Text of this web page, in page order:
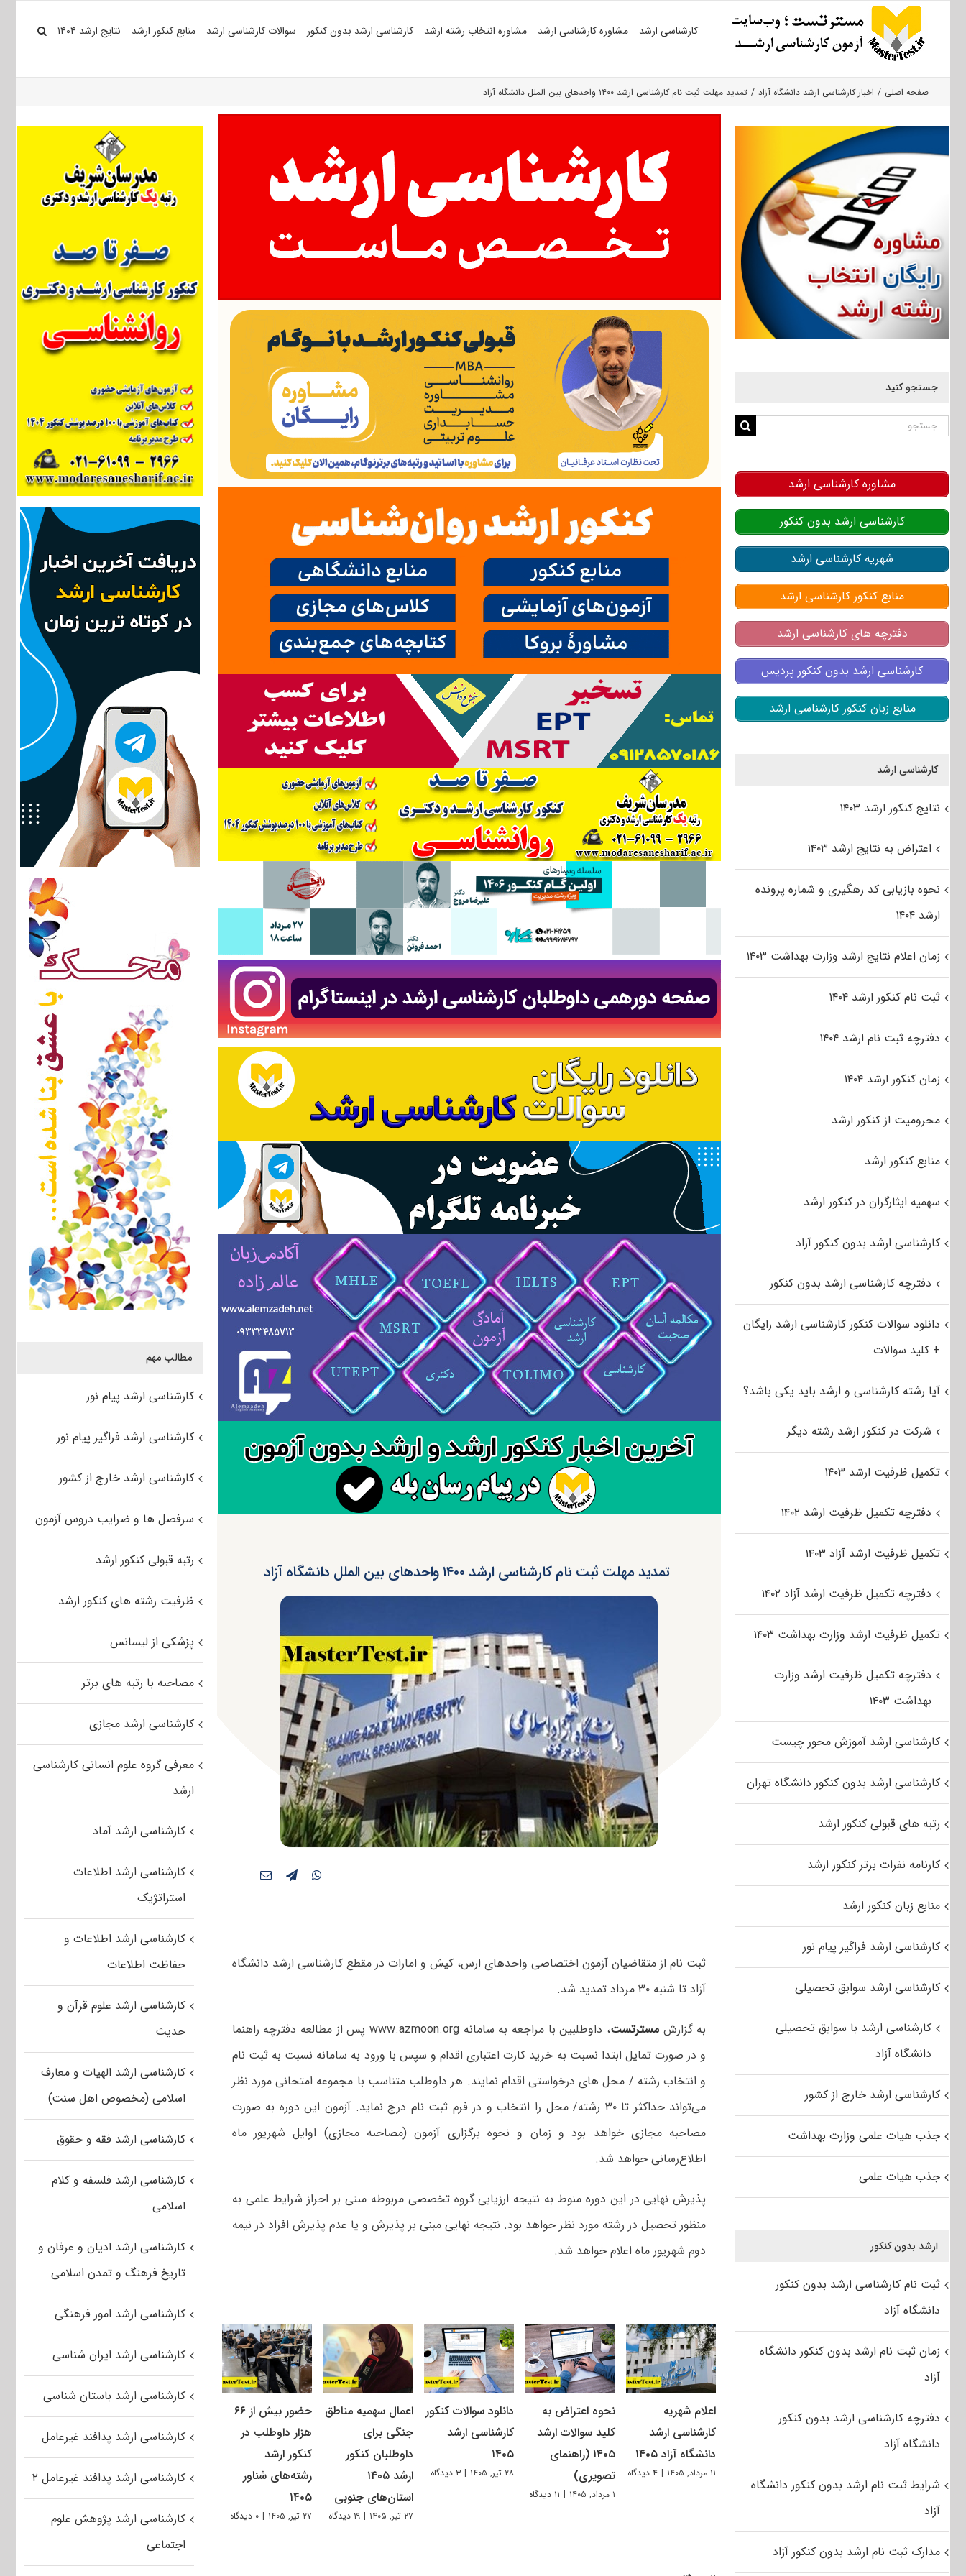
کارشناسی ارشد مشاوره کارشناسی ارشد مشاوره انتخاب رشته ارشد کارشناسی ارشد بدون کنکور سوالات کارشناسی ارشد منابع کنکور ارشد نتایج ارشد ۱۴۰۴
صفحه اصلی اخبار کارشناسی ارشد دانشگاه آزاد تمدید مهلت ثبت نام کارشناسی ارشد ۱۴۰۰ واحدهای بین الملل دانشگاه آزاد
تمدید مهلت ثبت نام کارشناسی ارشد ۱۴۰۰ واحدهای بین الملل دانشگاه آزاد
ثبت نام از متقاضیان آزمون اختصاصی واحدهای ارس، کیش و امارات در مقطع کارشناسی ارشد دانشگاه
آزاد تا شنبه ۳۰ مرداد تمدید شد.
به گزارشمسترتست
، داوطلبین با مراجعه به سامانه www.azmoon.org پس از مطالعه دفترچه راهنما
و در صورت تمایل ابتدا نسبت به خرید کارت اعتباری اقدام و سپس با ورود به سامانه نسبت به ثبت نام
و انتخاب رشته / محل های درخواستی اقدام نمایند. هر داوطلب متناسب با مجموعه امتحانی مورد نظر
می‌تواند حداکثر تا ۳۰ رشته/ محل را انتخاب و در فرم ثبت‌ نام درج نماید. آزمون این دوره به صورت
مصاحبه مجازی خواهد بود و زمان و نحوه برگزاری آزمون (مصاحبه مجازی) اوایل شهریور ماه
اطلاع‌رسانی خواهد شد.
پذیرش نهایی در این دوره منوط به نتیجه ارزیابی گروه تخصصی مربوطه مبنی بر احراز شرایط علمی به
منظور تحصیل در رشته مورد نظر خواهد بود. نتیجه نهایی مبنی بر پذیرش و یا عدم پذیرش افراد در نیمه
دوم شهریور ماه اعلام خواهد شد.
اعلام شهریه
کارشناسی ارشد
دانشگاه آزاد ۱۴۰۵
۱۱ مرداد, ۱۴۰۵ | ۴ دیدگاه
نحوه اعتراض به
کلید سوالات ارشد
۱۴۰۵ (راهنمای
تصویری)
۱ مرداد, ۱۴۰۵ | ۱۱ دیدگاه
دانلود سوالات کنکور
کارشناسی ارشد
۱۴۰۵
۲۸ تیر, ۱۴۰۵ | ۳ دیدگاه
اعمال سهمیه مناطق
جنگی برای
داوطلبان کنکور
ارشد ۱۴۰۵
استان‌های جنوبی
۲۷ تیر, ۱۴۰۵ | ۱۹ دیدگاه
حضور بیش از ۶۶
هزار داوطلب در
کنکور ارشد
رشته‌های شناور
۱۴۰۵
۲۷ تیر, ۱۴۰۵ | ۰ دیدگاه
مطالب مهم
کارشناسی ارشد پیام نور
کارشناسی ارشد فراگیر پیام نور
کارشناسی ارشد خارج از کشور
سرفصل ها و ضرایب دروس آزمون
رتبه قبولی کنکور ارشد
ظرفیت رشته های کنکور ارشد
پزشکی از لیسانس
مصاحبه با رتبه های برتر
کارشناسی ارشد مجازی
معرفی گروه علوم انسانی کارشناسی
ارشد
کارشناسی ارشد آماد
کارشناسی ارشد اطلاعات
استراتژیک
کارشناسی ارشد اطلاعات و
حفاظت اطلاعات
کارشناسی ارشد علوم قرآن و
حدیث
کارشناسی ارشد الهیات و معارف
اسلامی (مخصوص اهل سنت)
کارشناسی ارشد فقه و حقوق
کارشناسی ارشد فلسفه و کلام
اسلامی
کارشناسی ارشد ادیان و عرفان و
تاریخ فرهنگ و تمدن اسلامی
کارشناسی ارشد امور فرهنگی
کارشناسی ارشد ایران شناسی
کارشناسی ارشد باستان شناسی
کارشناسی ارشد پدافند غیرعامل
کارشناسی ارشد پدافند غیرعامل ۲
کارشناسی ارشد پژوهش علوم
اجتماعی
جستجو کنید
جستجو
مشاوره کارشناسی ارشد
کارشناسی ارشد بدون کنکور
شهریه کارشناسی ارشد
منابع کنکور کارشناسی ارشد
دفترچه های کارشناسی ارشد
کارشناسی ارشد بدون کنکور پردیس
منابع زبان کنکور کارشناسی ارشد
کارشناسی ارشد
نتایج کنکور ارشد ۱۴۰۳
اعتراض به نتایج ارشد ۱۴۰۳
نحوه بازیابی کد رهگیری و شماره پرونده
ارشد ۱۴۰۴
زمان اعلام نتایج ارشد وزارت بهداشت ۱۴۰۳
ثبت نام کنکور ارشد ۱۴۰۴
دفترچه ثبت نام ارشد ۱۴۰۴
زمان کنکور ارشد ۱۴۰۴
محرومیت از کنکور ارشد
منابع کنکور ارشد
سهمیه ایثارگران در کنکور ارشد
کارشناسی ارشد بدون کنکور آزاد
دفترچه کارشناسی ارشد بدون کنکور
دانلود سوالات کنکور کارشناسی ارشد رایگان
+ کلید سوالات
آیا رشته کارشناسی و ارشد باید یکی باشد؟
شرکت در کنکور ارشد رشته دیگر
تکمیل ظرفیت ارشد ۱۴۰۳
دفترچه تکمیل ظرفیت ارشد ۱۴۰۲
تکمیل ظرفیت ارشد آزاد ۱۴۰۳
دفترچه تکمیل ظرفیت ارشد آزاد ۱۴۰۲
تکمیل ظرفیت ارشد وزارت بهداشت ۱۴۰۳
دفترچه تکمیل ظرفیت ارشد وزارت
بهداشت ۱۴۰۳
کارشناسی ارشد آموزش محور چیست
کارشناسی ارشد بدون کنکور دانشگاه تهران
رتبه های قبولی کنکور ارشد
کارنامه نفرات برتر کنکور ارشد
منابع زبان کنکور ارشد
کارشناسی ارشد فراگیر پیام نور
کارشناسی ارشد سوابق تحصیلی
کارشناسی ارشد با سوابق تحصیلی
دانشگاه آزاد
کارشناسی ارشد خارج از کشور
جذب هیات علمی وزارت بهداشت
جذب هیات علمی
ارشد بدون کنکور
ثبت نام کارشناسی ارشد بدون کنکور
دانشگاه آزاد
زمان ثبت نام ارشد بدون کنکور دانشگاه
آزاد
دفترچه کارشناسی ارشد بدون کنکور
دانشگاه آزاد
شرایط ثبت نام ارشد بدون کنکور دانشگاه
آزاد
مدارک ثبت نام ارشد بدون کنکور آزاد